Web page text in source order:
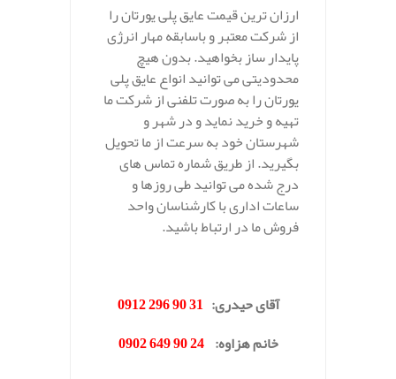
ارزان ترین قیمت عایق پلی یورتان را
از شرکت معتبر و باسابقه مهار انرژی
پایدار ساز بخواهید. بدون هیچ
محدودیتی می توانید انواع عایق پلی
یورتان را به صورت تلفنی از شرکت ما
تهیه و خرید نماید و در شهر و
شهرستان خود به سرعت از ما تحویل
بگیرید. از طریق شماره تماس های
درج شده می توانید طی روزها و
ساعات اداری با کارشناسان واحد
فروش ما در ارتباط باشید.
آقای حیدری:
31 90 296 0912
خانم هزاوه:
24 90 649 0902